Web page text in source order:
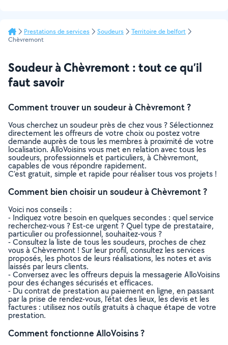
Prestations de services Soudeurs
Territoire de belfort
Chèvremont
Soudeur à Chèvremont : tout ce qu’il
faut savoir
Comment trouver un soudeur à Chèvremont ?
Vous cherchez un soudeur près de chez vous ? Sélectionnez
directement les offreurs de votre choix ou postez votre
demande auprès de tous les membres à proximité de votre
localisation. AlloVoisins vous met en relation avec tous les
soudeurs, professionnels et particuliers, à Chèvremont,
capables de vous répondre rapidement.
C’est gratuit, simple et rapide pour réaliser tous vos projets !
Comment bien choisir un soudeur à Chèvremont ?
Voici nos conseils :
- Indiquez votre besoin en quelques secondes : quel service
recherchez-vous ? Est-ce urgent ? Quel type de prestataire,
particulier ou professionnel, souhaitez-vous ?
- Consultez la liste de tous les soudeurs, proches de chez
vous à Chèvremont ! Sur leur profil, consultez les services
proposés, les photos de leurs réalisations, les notes et avis
laissés par leurs clients.
- Conversez avec les offreurs depuis la messagerie AlloVoisins
pour des échanges sécurisés et efficaces.
- Du contrat de prestation au paiement en ligne, en passant
par la prise de rendez-vous, l’état des lieux, les devis et les
factures : utilisez nos outils gratuits à chaque étape de votre
prestation.
Comment fonctionne AlloVoisins ?